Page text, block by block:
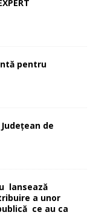
pentru
de
lansează
a unor
ce au ca